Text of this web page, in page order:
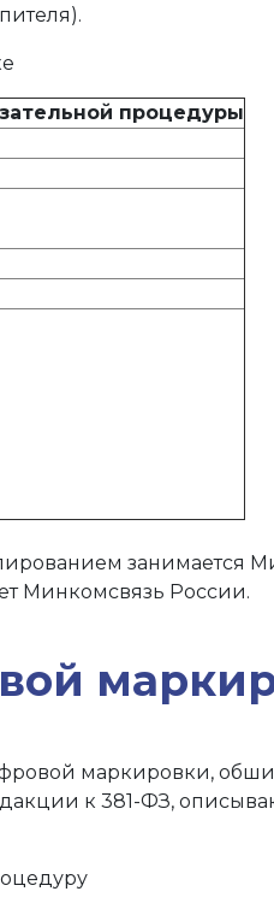
процедуры
занимается
Минкомсвязь России.
маркировки,
к 381-ФЗ,